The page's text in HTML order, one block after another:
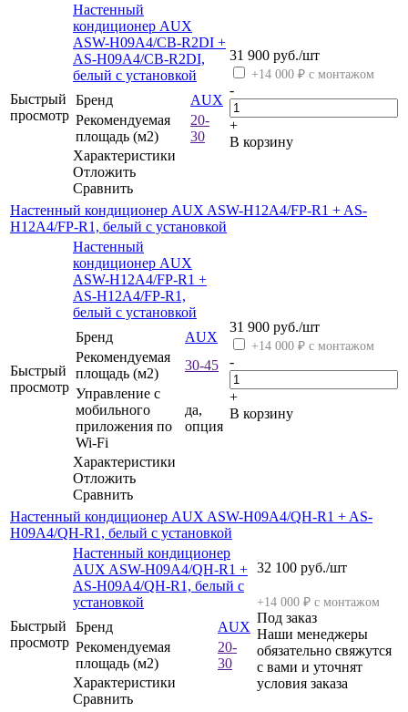
Быстрый
просмотр
Настенный
кондиционер AUX
ASW-H09A4/CB-R2DI +
AS-H09A4/CB-R2DI,
белый с установкой
Бренд
AUX
Рекомендуемая
площадь (м2)
20-
30
Характеристики
Отложить
Сравнить
31 900 руб./шт
+14 000 ₽ с монтажом
-
+
В корзину
Настенный кондиционер AUX ASW-H12A4/FP-R1 + AS-
H12A4/FP-R1, белый с установкой
Быстрый
просмотр
Настенный
кондиционер AUX
ASW-H12A4/FP-R1 +
AS-H12A4/FP-R1,
белый с установкой
Бренд
AUX
Рекомендуемая
площадь (м2)
30-45
Управление c
мобильного
приложения по
Wi-Fi
да,
опция
Характеристики
Отложить
Сравнить
31 900 руб./шт
+14 000 ₽ с монтажом
-
+
В корзину
Настенный кондиционер AUX ASW-H09A4/QH-R1 + AS-
H09A4/QH-R1, белый с установкой
Быстрый
просмотр
Настенный кондиционер
AUX ASW-H09A4/QH-R1 +
AS-H09A4/QH-R1, белый с
установкой
Бренд
AUX
Рекомендуемая
площадь (м2)
20-
30
Характеристики
Сравнить
32 100 руб./шт
+14 000 ₽ с монтажом
Под заказ
Наши менеджеры
обязательно свяжутся
с вами и уточнят
условия заказа